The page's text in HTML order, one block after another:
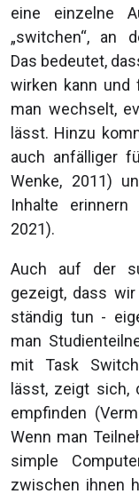
eine einzelne
„switchen“, an
Das bedeutet,
wirken kann und
man wechselt,
lässt. Hinzu
auch anfälliger
Wenke, 2011)
Inhalte erinnern
2021).
Auch auf der
gezeigt, dass
ständig tun -
man
mit Task
lässt, zeigt
empfinden
Wenn man
simple
zwischen ihnen